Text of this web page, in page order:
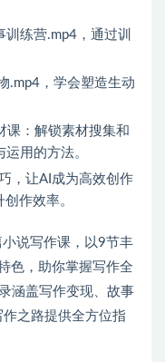
练营.mp4，通过训
.mp4，学会塑造生动
：解锁素材搜集和
用的方法。
，让AI成为高效创作
作效率。
说写作课，以9节丰
色，助你掌握写作全
涵盖写作变现、故事
之路提供全方位指